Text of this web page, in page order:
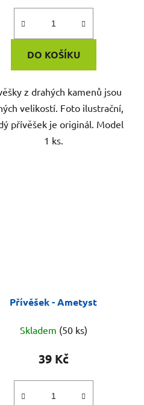
DO KOŠÍKU
z drahých kamenů jsou
velikostí. Foto ilustrační,
přívěšek je originál. Model
1 ks.
Přívěšek - Ametyst
Skladem (50 ks)
39 Kč